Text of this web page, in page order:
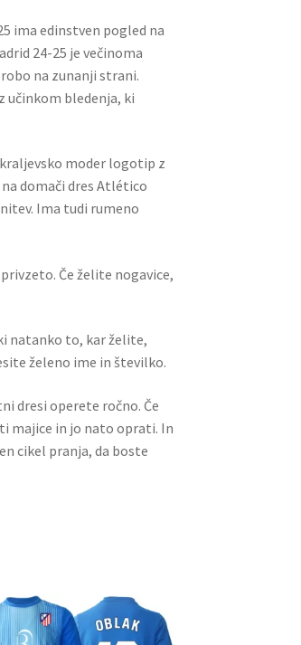
ima edinstven pogled na
24-25 je večinoma
na zunanji strani.
učinkom bledenja, ki
moder logotip z
domači dres Atlético
Ima tudi rumeno
Če želite nogavice,
natanko to, kar želite,
želeno ime in številko.
dresi operete ročno. Če
majice in jo nato oprati. In
cikel pranja, da boste